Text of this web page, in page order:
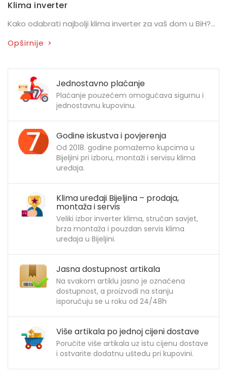
Klima inverter
Kako odabrati najbolji klima inverter za vaš dom u BiH?...
Opširnije >
Jednostavno plaćanje
Plaćanje pouzećem omogućava sigurnu i
jednostavnu kupovinu.
Godine iskustva i povjerenja
Od 2018. godine pomažemo kupcima u
Bijeljini pri izboru, montaži i servisu klima
uređaja.
Klima uređaji Bijeljina – prodaja,
montaža i servis
Veliki izbor inverter klima, stručan savjet,
brza montaža i pouzdan servis klima
uređaja u Bijeljini.
Jasna dostupnost artikala
Na svakom artiklu jasno je označena
dostupnost, a proizvodi na stanju
isporučuju se u roku od 24/48h
Više artikala po jednoj cijeni dostave
Poručite više artikala uz istu cijenu dostave
i ostvarite dodatnu uštedu pri kupovini.